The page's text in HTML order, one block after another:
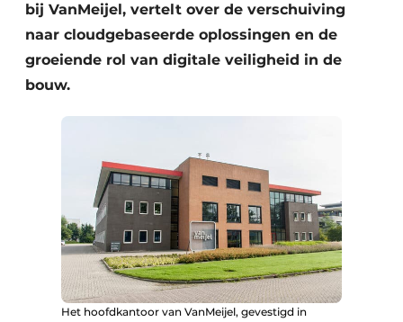
Bouwtransport
Machines & Materieel
bij VanMeijel, vertelt over de verschuiving
naar cloudgebaseerde oplossingen en de
groeiende rol van digitale veiligheid in de
bouw.
Het hoofdkantoor van VanMeijel, gevestigd in